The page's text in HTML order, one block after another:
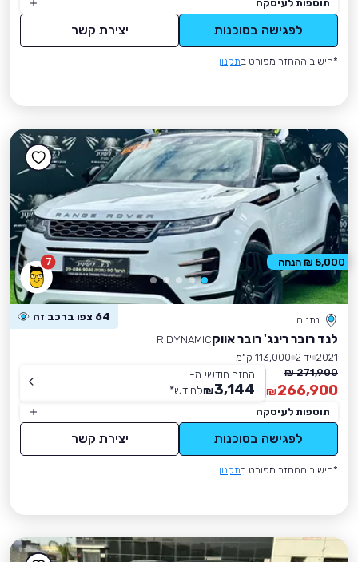
תוספות לעיסקה
לפגישה בסוכנות יצירת קשר
*חישוב ההחזר מפורט בתקנון
7
נתניה 64 צפו ברכב זה
לנד רובר רינג' רובר אווקR DYNAMIC
2021 יד 2
113,000 ק״מ
271,900 ₪
266,900
₪
החזר חודשי מ-
3,144
₪לחודש*
תוספות לעיסקה
לפגישה בסוכנות יצירת קשר
*חישוב ההחזר מפורט בתקנון
5,000 ₪ הנחה